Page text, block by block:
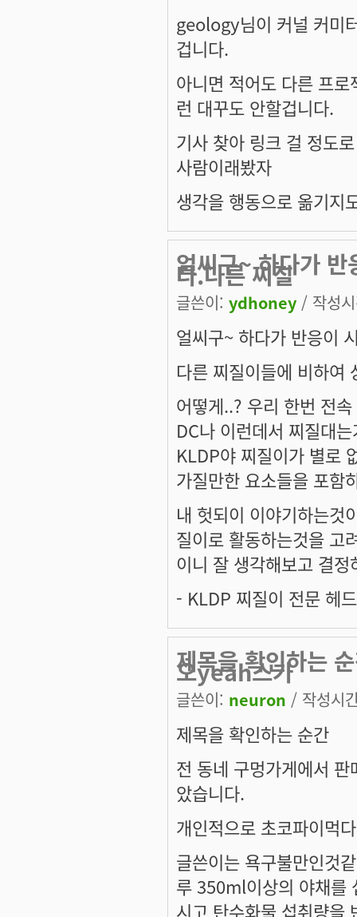
geology님이 커널 커미
겁니다.
아니면 적어도 다른 프
런 대꾸도 안할겁니다.
기사 찾아 링크 걸 정도
사람이래봤자
생각을 행동으로 옮기지
얼씨구~ 하다가
다.다른 찌질
글쓴이: ydhoney / 작성
얼씨구~ 하다가 반응이
다른 찌질이들에 비하여
어떻게..? 우리 한번 전
DC나 이런데서 찌질대
KLDP야 찌질이가 별로
가질만한 요소들을 포함
내 헛되이 이야기하는것
질이로 활동하는것을 고
이니 잘 생각해보고 결정
- KLDP 찌질이 전문 헤
제목을 확인하는
오yeah스가
글쓴이: neuron / 작성시
제목을 확인하는 순간
전 동네 구멍가게에서
았습니다.
개인적으로 초코파이먹
글쓴이는 욕구불만인것
루 350ml이상의 야채를
시고 탄수화물 섭취량을